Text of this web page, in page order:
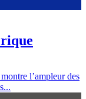
l’ampleur des